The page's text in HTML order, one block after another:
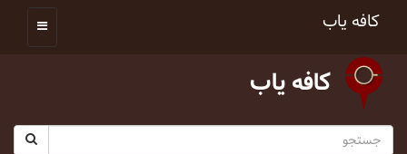
کافه یاب
کافه یاب